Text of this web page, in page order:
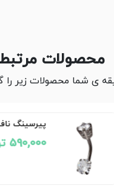
محصولات مرتبط
ی شما محصولات زیر را
پیرسینگ ناف
590,000 تومان